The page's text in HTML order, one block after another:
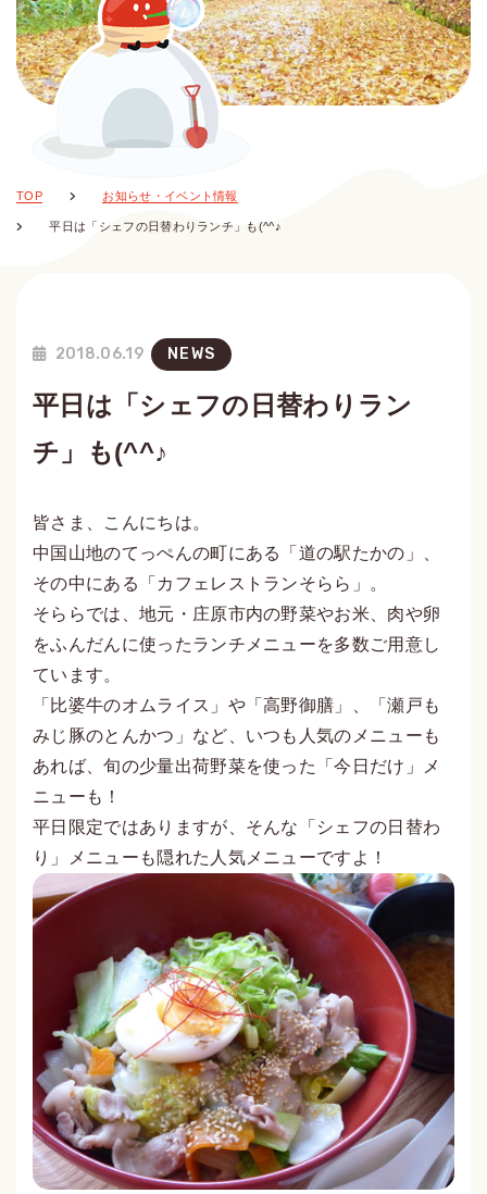
TOP お知らせ・イベント情報
平日は「シェフの日替わりランチ」も(^^♪
2018.06.19 NEWS
平日は「シェフの日替わりラン
チ」も(^^♪
皆さま、こんにちは。
中国山地のてっぺんの町にある「道の駅たかの」、
その中にある「カフェレストランそらら」。
そららでは、地元・庄原市内の野菜やお米、肉や卵
をふんだんに使ったランチメニューを多数ご用意し
ています。
「比婆牛のオムライス」や「高野御膳」、「瀬戸も
みじ豚のとんかつ」など、いつも人気のメニューも
あれば、旬の少量出荷野菜を使った「今日だけ」メ
ニューも！
平日限定ではありますが、そんな「シェフの日替わ
り」メニューも隠れた人気メニューですよ！